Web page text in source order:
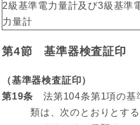
2級基準電力量計及び3級基準
力量計
第4節 基準器検査証印
（基準器検査証印）
第19条 法第104条第1項の基
類は、次のとおりとす